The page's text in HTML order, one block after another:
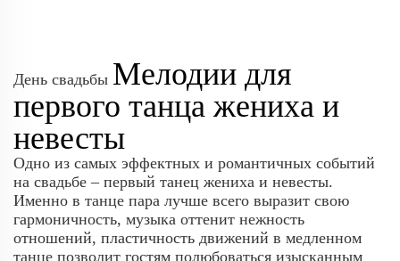
День свадьбы Мелодии для
первого танца жениха и
невесты
Одно из самых эффектных и романтичных событий
на свадьбе – первый танец жениха и невесты.
Именно в танце пара лучше всего выразит свою
гармоничность, музыка оттенит нежность
отношений, пластичность движений в медленном
танце позволит гостям полюбоваться изысканным